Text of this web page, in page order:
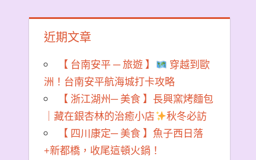
近期文章
【 台南安平 ─ 旅遊 】
穿越到歐
洲！台南安平航海城打卡攻略
【 浙江湖州─ 美食 】長興窯烤麵包
｜藏在銀杏林的治癒小店
秋冬必訪
【 四川康定─ 美食 】魚子西日落
+新都橋，收尾這頓火鍋！